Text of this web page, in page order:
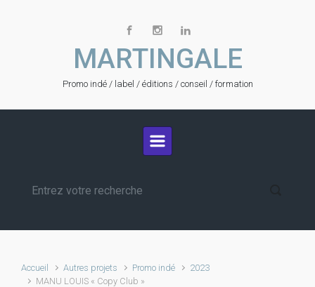
MARTINGALE
Promo indé / label / éditions / conseil / formation
Accueil Autres projets Promo indé
2023
MANU LOUIS « Copy Club »